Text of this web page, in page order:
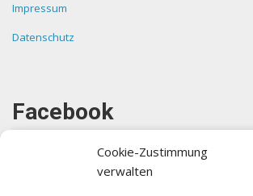
Cookie-Zustimmung
verwalten
Impressum
Datenschutz
Facebook